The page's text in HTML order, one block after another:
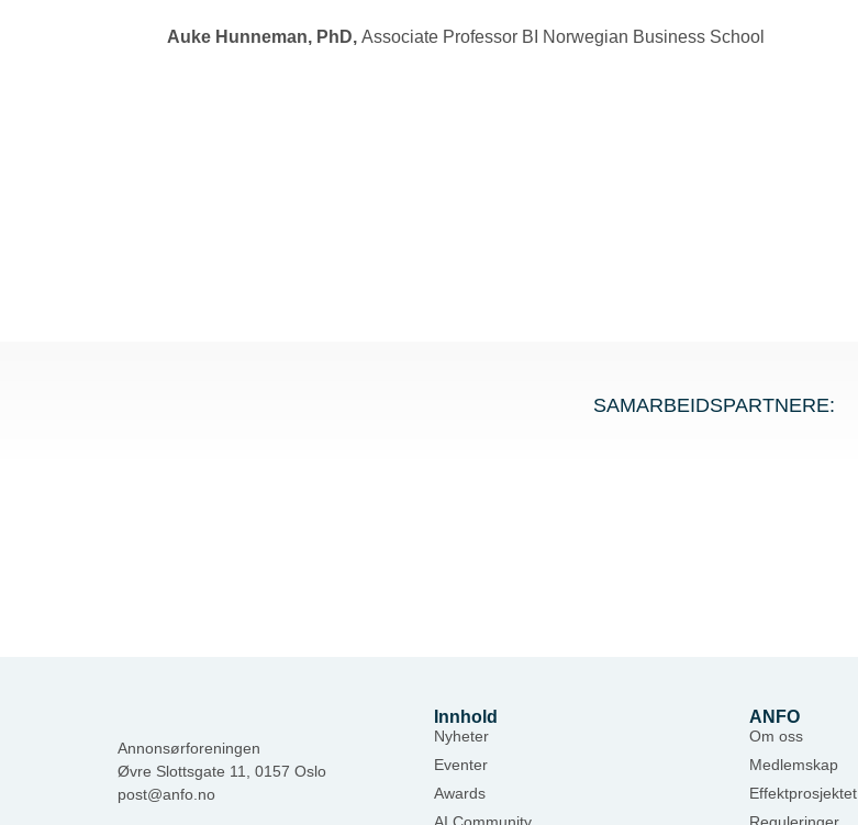
Auke Hunneman, PhD, Associate Professor BI Norwegian Business School
SAMARBEIDSPARTNERE:
Annonsørforeningen
Øvre Slottsgate 11, 0157 Oslo
post@anfo.no
Innhold
Nyheter
Eventer
Awards
AI Community
ANFO
Om oss
Medlemskap
Effektprosjektet
Reguleringer